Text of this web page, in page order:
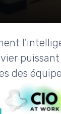
des